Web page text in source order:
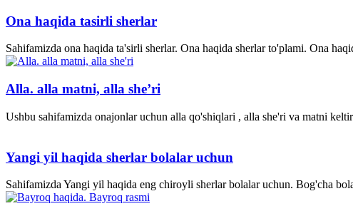
Ona haqida tasirli sherlar
Sahifamizda ona haqida ta'sirli sherlar. Ona haqida sherlar to'plami. Ona
Alla. alla matni, alla she’ri
Ushbu sahifamizda onajonlar uchun alla qo'shiqlari , alla she'ri va matni
Yangi yil haqida sherlar bolalar uchun
Sahifamizda Yangi yil haqida eng chiroyli sherlar bolalar uchun. Bog'cha